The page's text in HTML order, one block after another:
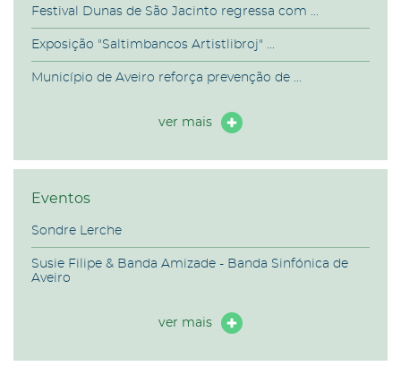
Festival Dunas de São Jacinto regressa com ...
Exposição "Saltimbancos Artistlibroj" ...
Município de Aveiro reforça prevenção de ...
ver mais
Eventos
Sondre Lerche
Susie Filipe & Banda Amizade - Banda Sinfónica de
Aveiro
ver mais